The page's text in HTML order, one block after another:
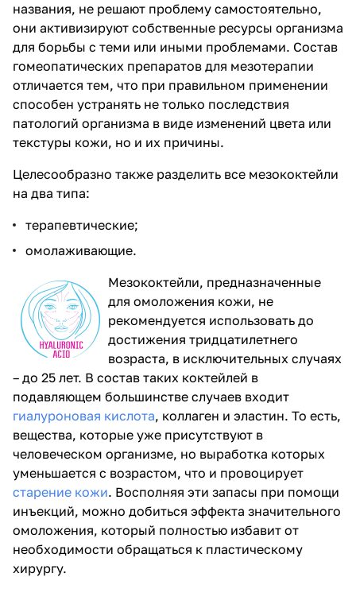
названия, не решают проблему самостоятельно,
они активизируют собственные ресурсы организма
для борьбы с теми или иными проблемами. Состав
гомеопатических препаратов для мезотерапии
отличается тем, что при правильном применении
способен устранять не только последствия
патологий организма в виде изменений цвета или
текстуры кожи, но и их причины.
Целесообразно также разделить все мезококтейли
на два типа:
терапевтические;
омолаживающие.
Мезококтейли, предназначенные
для омоложения кожи, не
рекомендуется использовать до
достижения тридцатилетнего
возраста, в исключительных случаях
– до 25 лет. В состав таких коктейлей в
подавляющем большинстве случаев входит
гиалуроновая кислота, коллаген и эластин. То есть,
вещества, которые уже присутствуют в
человеческом организме, но выработка которых
уменьшается с возрастом, что и провоцирует
старение кожи. Восполняя эти запасы при помощи
инъекций, можно добиться эффекта значительного
омоложения, который полностью избавит от
необходимости обращаться к пластическому
хирургу.